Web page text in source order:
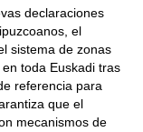
declaraciones
el
sistema de zonas
toda Euskadi tras
referencia para
que el
mecanismos de